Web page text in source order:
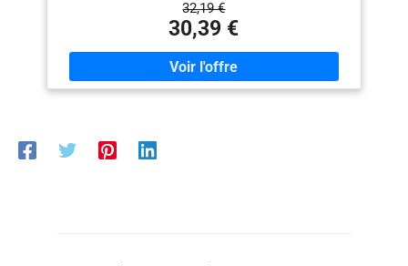
Dotée de 2 poteaux à griffer et d’une planche à griffer,
cette tour pour chat offre à vos félins des zones
dédiées pour faire leurs griffes, préservant ainsi vos
meubles Confort tout autour : Recouverte de tissu
peluche doux, cette tour de jeu pour chat crée des
planche à griffer servant aussi d’échelle, ce terrain de
32,19 €
30,39 €